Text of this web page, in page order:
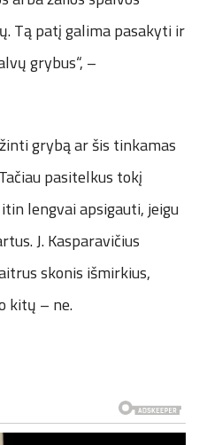
Tą patį galima pasakyti ir
grybus“, –
grybą ar šis tinkamas
pasitelkus tokį
lengvai apsigauti, jeigu
J. Kasparavičius
skonis išmirkius,
kitų – ne.